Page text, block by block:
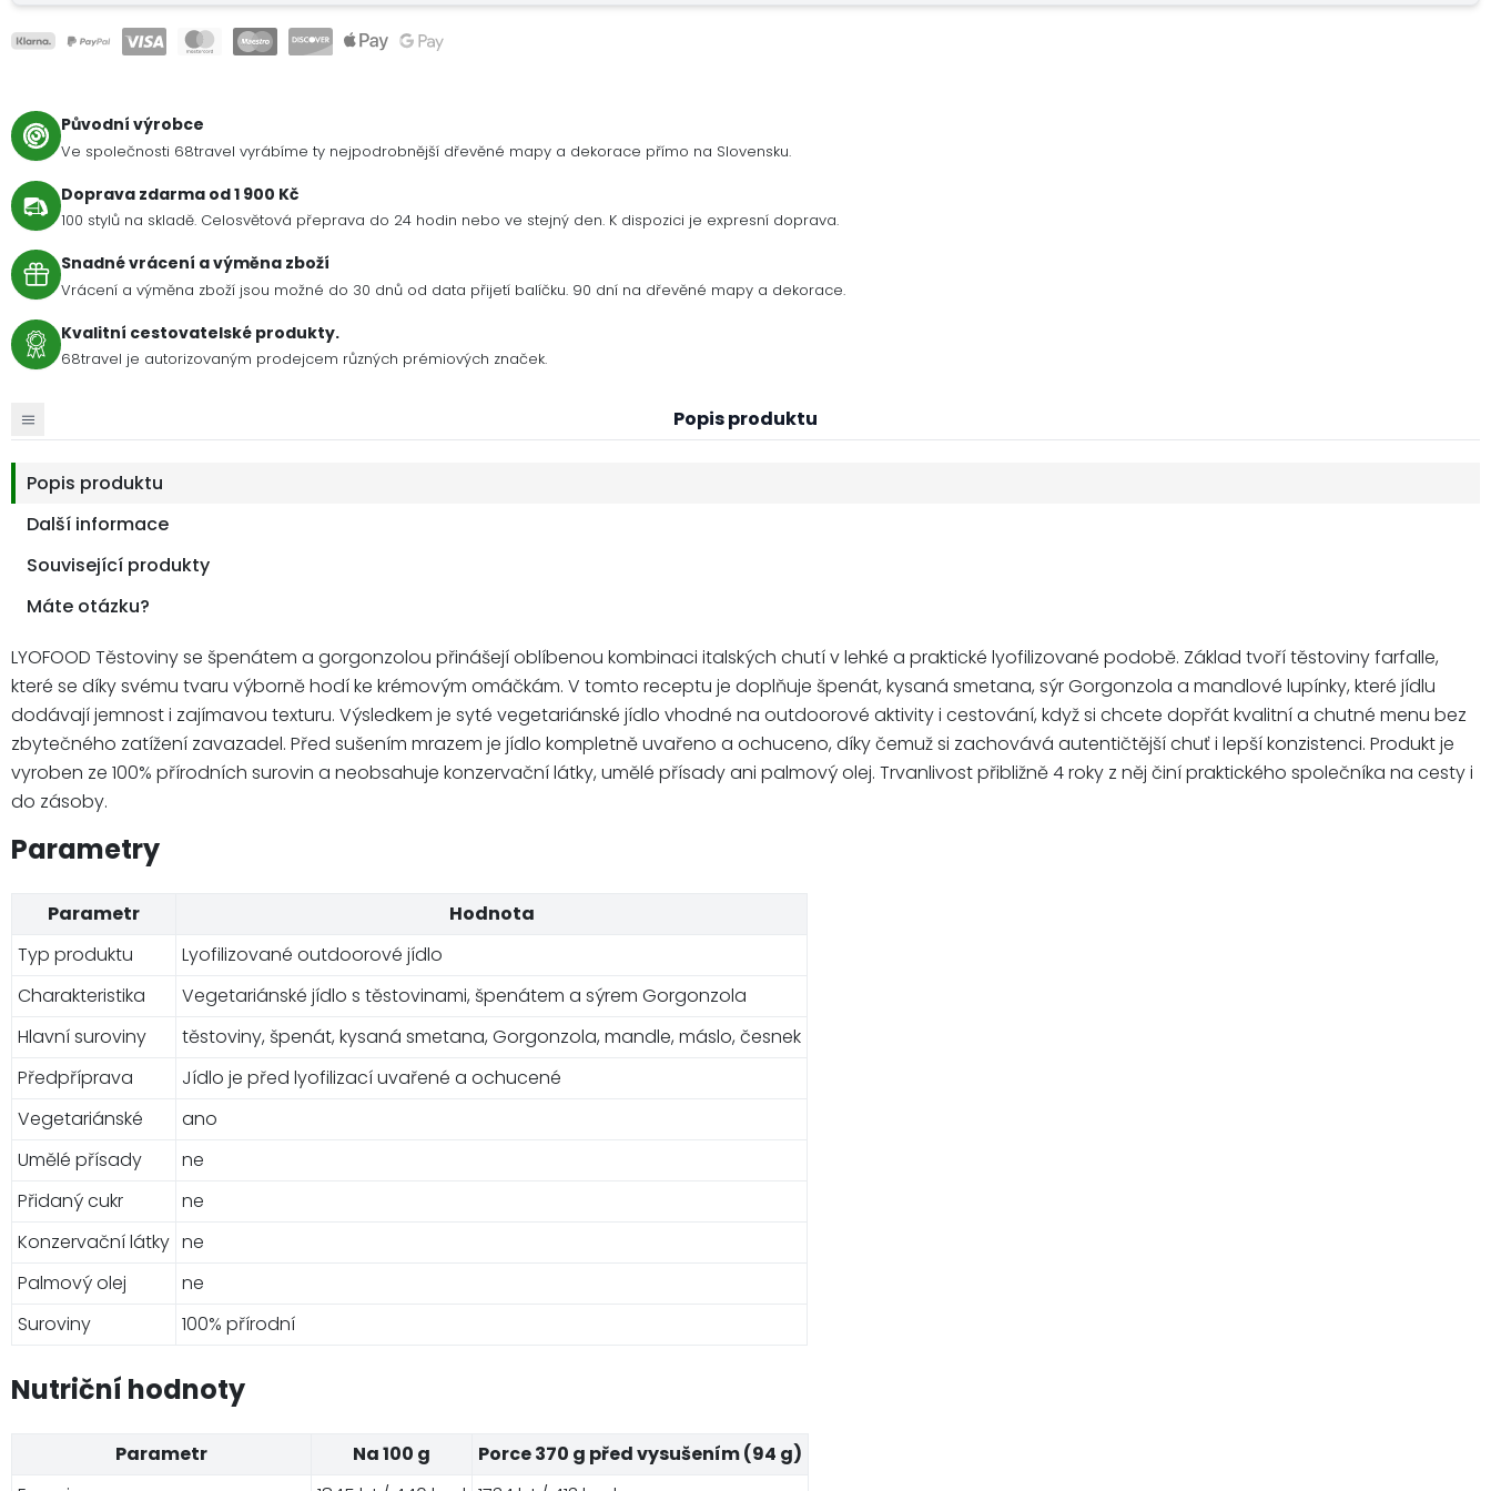
Původní výrobce
Ve společnosti 68travel vyrábíme ty nejpodrobnější dřevěné mapy a dekorace přímo na Slovensku.
Doprava zdarma od 1 900 Kč
100 stylů na skladě. Celosvětová přeprava do 24 hodin nebo ve stejný den. K dispozici je expresní doprava.
Snadné vrácení a výměna zboží
Vrácení a výměna zboží jsou možné do 30 dnů od data přijetí balíčku. 90 dní na dřevěné mapy a dekorace.
Kvalitní cestovatelské produkty.
68travel je autorizovaným prodejcem různých prémiových značek.
Popis produktu
Popis produktu
Další informace
Související produkty
Máte otázku?
LYOFOOD Těstoviny se špenátem a gorgonzolou přinášejí oblíbenou kombinaci italských chutí v lehké a praktické lyofilizované podobě. Základ tvoří těstoviny farfalle,
které se díky svému tvaru výborně hodí ke krémovým omáčkám. V tomto receptu je doplňuje špenát, kysaná smetana, sýr Gorgonzola a mandlové lupínky, které jídlu
dodávají jemnost i zajímavou texturu. Výsledkem je syté vegetariánské jídlo vhodné na outdoorové aktivity i cestování, když si chcete dopřát kvalitní a chutné menu bez
zbytečného zatížení zavazadel. Před sušením mrazem je jídlo kompletně uvařeno a ochuceno, díky čemuž si zachovává autentičtější chuť i lepší konzistenci. Produkt je
vyroben ze 100% přírodních surovin a neobsahuje konzervační látky, umělé přísady ani palmový olej. Trvanlivost přibližně 4 roky z něj činí praktického společníka na cesty i
do zásoby.
Parametry
Parametr
Hodnota
Typ produktu
Lyofilizované outdoorové jídlo
Charakteristika
Vegetariánské jídlo s těstovinami, špenátem a sýrem Gorgonzola
Hlavní suroviny
těstoviny, špenát, kysaná smetana, Gorgonzola, mandle, máslo, česnek
Předpříprava
Jídlo je před lyofilizací uvařené a ochucené
Vegetariánské
ano
Umělé přísady
ne
Přidaný cukr
ne
Konzervační látky ne
Palmový olej
ne
Suroviny
100% přírodní
Nutriční hodnoty
Parametr Na 100 g
Porce 370 g před vysušením (94 g)